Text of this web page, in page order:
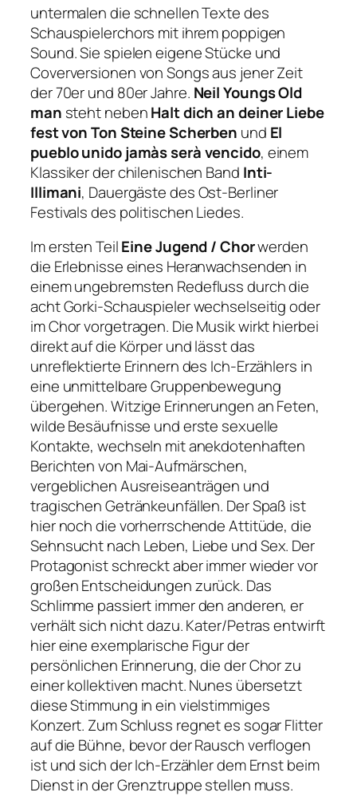
untermalen die schnellen Texte des
Schauspielerchors mit ihrem poppigen
Sound. Sie spielen eigene Stücke und
Coverversionen von Songs aus jener Zeit
der 70er und 80er Jahre. Neil Youngs Old
man steht nebenHalt dich an deiner Liebe
fest von Ton Steine Scherben und El
pueblo unido jamàs serà vencido, einem
Klassiker der chilenischen Band Inti-
Illimani, Dauergäste des Ost-Berliner
Festivals des politischen Liedes.
Im ersten TeilEine Jugend / Chorwerden
die Erlebnisse eines Heranwachsenden in
einem ungebremsten Redefluss durch die
acht Gorki-Schauspieler wechselseitig oder
im Chor vorgetragen. Die Musik wirkt hierbei
direkt auf die Körper und lässt das
unreflektierte Erinnern des Ich-Erzählers in
eine unmittelbare Gruppenbewegung
übergehen. Witzige Erinnerungen an Feten,
wilde Besäufnisse und erste sexuelle
Kontakte, wechseln mit anekdotenhaften
Berichten von Mai-Aufmärschen,
vergeblichen Ausreiseanträgen und
tragischen Getränkeunfällen. Der Spaß ist
hier noch die vorherrschende Attitüde, die
Sehnsucht nach Leben, Liebe und Sex. Der
Protagonist schreckt aber immer wieder vor
großen Entscheidungen zurück. Das
Schlimme passiert immer den anderen, er
verhält sich nicht dazu. Kater/Petras entwirft
hier eine exemplarische Figur der
persönlichen Erinnerung, die der Chor zu
einer kollektiven macht. Nunes übersetzt
diese Stimmung in ein vielstimmiges
Konzert. Zum Schluss regnet es sogar Flitter
auf die Bühne, bevor der Rausch verflogen
ist und sich der Ich-Erzähler dem Ernst beim
Dienst in der Grenztruppe stellen muss.